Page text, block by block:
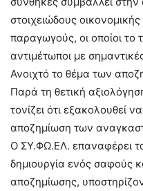
στοιχειώδους
παραγωγούς, οι οποίοι το
αντιμέτωποι με
Ανοιχτό το θέμα των
Παρά τη θετική
τονίζει ότι εξακολουθεί
αποζημίωση των
Ο ΣΥ.ΦΩ.ΕΛ. επαναφέρει
δημιουργία ενός σαφούς
αποζημίωσης,